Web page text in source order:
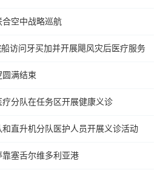
合空中战略巡航
访问牙买加并开展飓风灾后医疗服务
圆满结束
分队在任务区开展健康义诊
直升机分队医护人员开展义诊活动
塞舌尔维多利亚港